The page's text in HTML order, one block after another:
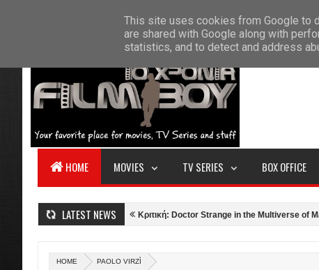
HOME ABOUT US CONTACT
HOME MOVIES TV SERIES BOX OFFICE
LATEST NEWS
Maverick (2022) Κριτική: Doctor Strange in the Multiverse of Madness
HOME PAOLO VIRZÌ
This site uses cookies from Google to
are shared with Google along with
statistics, and to detect and address